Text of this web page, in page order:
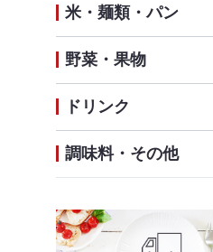
米・麺類・パン
野菜・果物
ドリンク
調味料・その他